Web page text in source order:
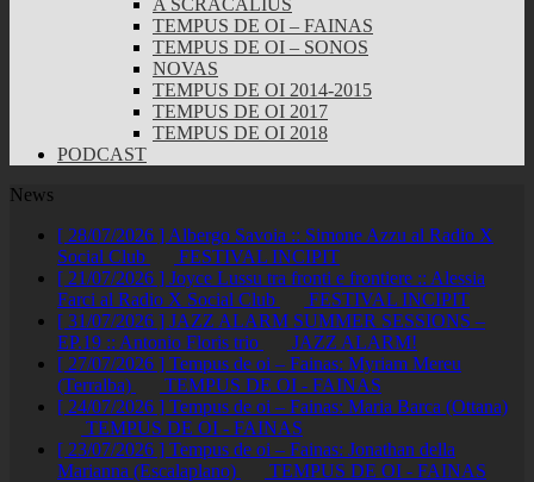
A SCRACALIUS
TEMPUS DE OI – FAINAS
TEMPUS DE OI – SONOS
NOVAS
TEMPUS DE OI 2014-2015
TEMPUS DE OI 2017
TEMPUS DE OI 2018
PODCAST
News
[ 28/07/2026 ] Albergo Savoia :: Simone Azzu al Radio X
Social Club
FESTIVAL INCIPIT
[ 21/07/2026 ] Joyce Lussu tra fronti e frontiere :: Alessia
Farci al Radio X Social Club
FESTIVAL INCIPIT
[ 31/07/2026 ] JAZZ ALARM SUMMER SESSIONS –
EP.19 :: Antonio Floris trio
JAZZ ALARM!
[ 27/07/2026 ] Tempus de oi – Fainas: Myriam Mereu
(Terralba)
TEMPUS DE OI - FAINAS
[ 24/07/2026 ] Tempus de oi – Fainas: Maria Barca (Ottana)
TEMPUS DE OI - FAINAS
[ 23/07/2026 ] Tempus de oi – Fainas: Jonathan della
Marianna (Escalaplano)
TEMPUS DE OI - FAINAS